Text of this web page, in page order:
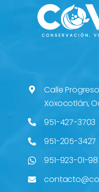
Calle
Xoxocotlán,
951-427-3703
951-205-3427
951-923-01-98